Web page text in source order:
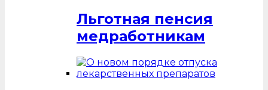
Льготная пенсия
медработникам